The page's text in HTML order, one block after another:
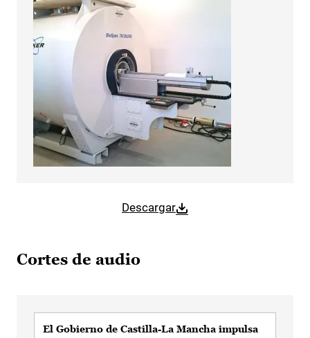
Descargar
Cortes de audio
El Gobierno de Castilla-La Mancha impulsa